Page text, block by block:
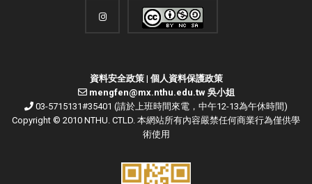
資料安全政策| 個人資料保護政策
mengfen@mx.nthu.edu.tw 吳小姐
03-5715131#35401 (請於上班時間來電，中午12-13為午休時間)
Copyright © 2010 NTHU. CTLD. 本網站所有內容嚴禁任何商業行為僅供學
術使用